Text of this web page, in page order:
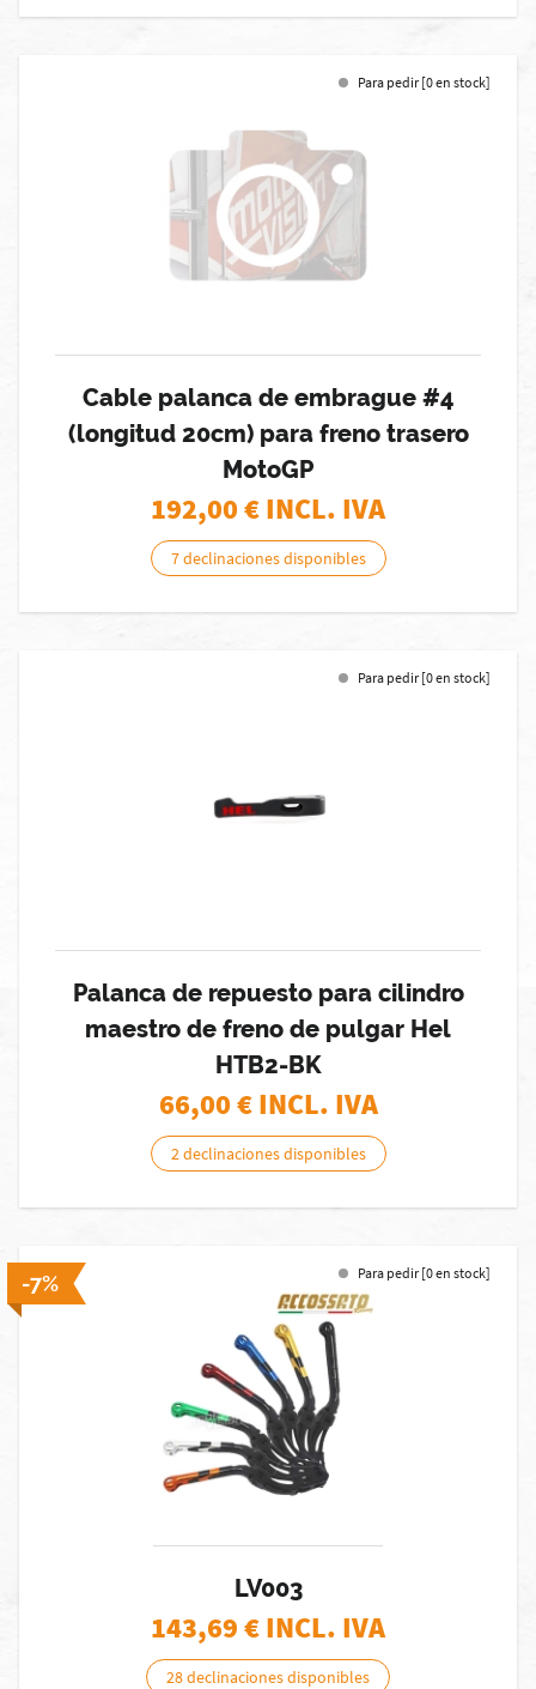
Para pedir [0 en stock]
Cable palanca de embrague #4
(longitud 20cm) para freno trasero
MotoGP
192,00€ INCL. IVA
7 declinaciones disponibles
Para pedir [0 en stock]
Palanca de repuesto para cilindro
maestro de freno de pulgar Hel
HTB2-BK
66,00€ INCL. IVA
2 declinaciones disponibles
-7% Para pedir [0 en stock]
LV003
143,69€ INCL. IVA
28 declinaciones disponibles